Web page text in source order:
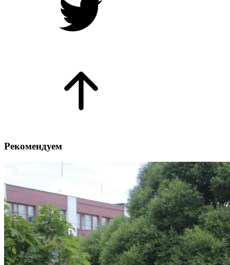
Рекомендуем